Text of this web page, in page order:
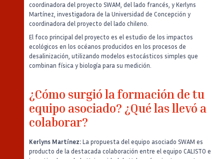
coordinadora del proyecto SWAM, del lado francés, y Kerlyns
Martínez, investigadora de la Universidad de Concepción y
coordinadora del proyecto del lado chileno.
El foco principal del proyecto es el estudio de los impactos
ecológicos en los océanos producidos en los procesos de
desalinización, utilizando modelos estocásticos simples que
combinan física y biología para su medición.
¿Cómo surgió la formación de tu
equipo asociado? ¿Qué las llevó a
colaborar?
Kerlyns Martínez: La propuesta del equipo asociado SWAM es
producto de la destacada colaboración entre el equipo CALISTO e